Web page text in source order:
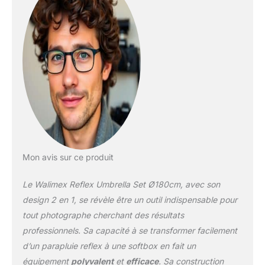
extérieur noir, minimise la
lumière parasite,
ouverture rapide, idéal
pour les déplacements.
TRAITEMENT ROBUSTE:
Mât de parapluie d'un
diamètre de 0,8 cm,
qualité professionnelle,
ajustement précis,
durable et fiable, parfait
diffuseur de parapluie
Reflex transforme le
parapluie reflex en une
très douce et uniforme,
parfaite pour la
photographie de
Mon avis sur ce produit
Le Walimex Reflex Umbrella Set Ø180cm, avec son
design 2 en 1, se révèle être un outil indispensable pour
tout photographe cherchant des résultats
professionnels. Sa capacité à se transformer facilement
d’un parapluie reflex à une softbox en fait un
équipement polyvalentet efficace. Sa construction